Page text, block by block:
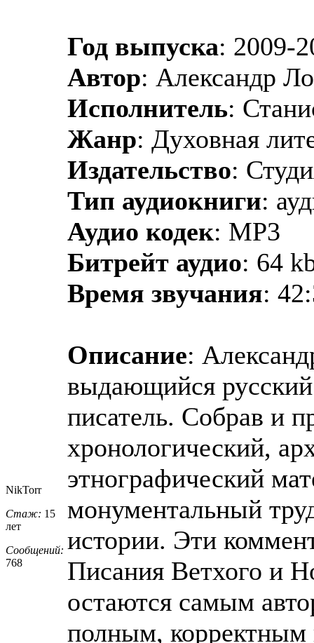
NikTorr
Стаж: 15
лет
Сообщений:
768
Год выпуска: 2009-
Автор: Александр
Исполнитель:
Жанр: Духовная
Издательство:
Тип аудиокниги:
Аудио кодек: MP3
Битрейт аудио: 64
Время звучания:
Описание:
выдающийся
писатель. Собрав и
хронологический,
этнографический
монументальный
истории. Эти
Писания Ветхого и
остаются самым
полным, корректным